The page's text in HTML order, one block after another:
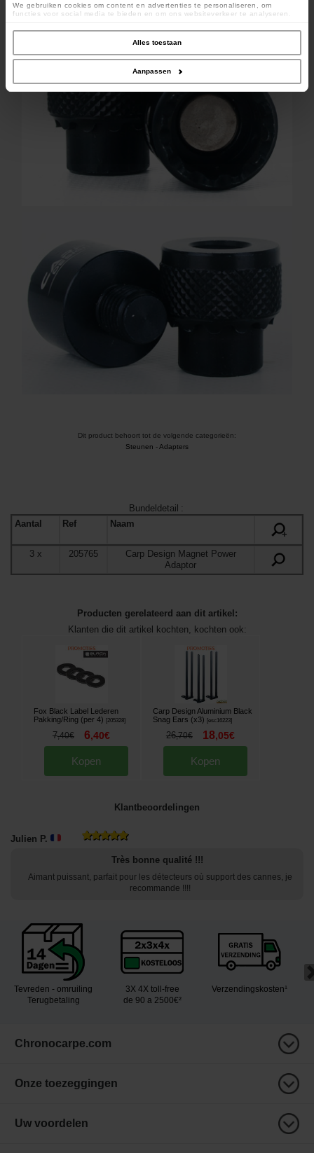
We gebruiken cookies om content en advertenties te personaliseren, om
functies voor social media te bieden en om ons websiteverkeer te analyseren.
social media, adverteren en analyse. Deze partners kunnen deze gegevens
combineren met andere informatie die u aan ze heeft verstrekt of die ze hebben
verzameld op basis van uw gebruik van hun services.
Alles toestaan
Aanpassen
Dit product behoort tot de volgende categorieën:
Steunen -Adapters
Bundeldetail :
Aantal
Ref
Naam
+
3x 205765
Carp Design Magnet Power
Adaptor
Producten gerelateerd aan dit artikel:
Klanten die dit artikel kochten, kochten ook:
Fox Black Label Lederen
Pakking/Ring (per 4)
[205328]
7,40€ 6,40€
Kopen
Carp Design Aluminium Black
Snag Ears (x3)
[esc16223]
26,70€ 18,05€
Kopen
Klantbeoordelingen
Julien P.
Très bonne qualité !!!
Aimant puissant, parfait pour les détecteurs où support des cannes, je
recommande !!!!
Tevreden - omruiling
Terugbetaling
3X 4X toll-free
de 90 a 2500€²
Verzendingskosten¹
Chronocarpe.com
Onze toezeggingen
Uw voordelen